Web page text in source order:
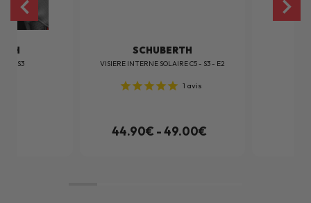
E2 - S3
SCHUBERTH
VISIERE INTERNE SOLAIRE C5 - S3 - E2
1 avis
44.90€ - 49.00€